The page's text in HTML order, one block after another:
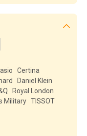
Certina
Daniel Klein
Royal London
Military TISSOT